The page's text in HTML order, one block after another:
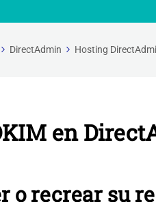
DirectAdmin Hosting
en
o recrear su